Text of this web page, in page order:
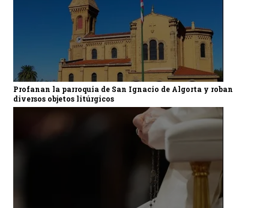
Profanan la parroquia de San Ignacio de Algorta y roban
diversos objetos litúrgicos